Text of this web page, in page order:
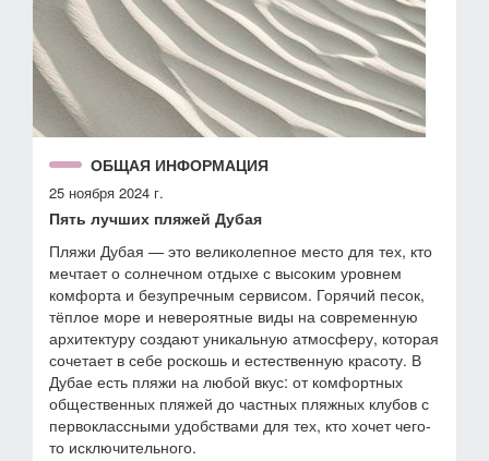
ОБЩАЯ ИНФОРМАЦИЯ
25 ноября 2024 г.
Пять лучших пляжей Дубая
Пляжи Дубая — это великолепное место для тех, кто
мечтает о солнечном отдыхе с высоким уровнем
комфорта и безупречным сервисом. Горячий песок,
тёплое море и невероятные виды на современную
архитектуру создают уникальную атмосферу, которая
сочетает в себе роскошь и естественную красоту. В
Дубае есть пляжи на любой вкус: от комфортных
общественных пляжей до частных пляжных клубов с
первоклассными удобствами для тех, кто хочет чего-
то исключительного.